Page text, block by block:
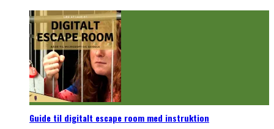
Guide til digitalt escape room med instruktion